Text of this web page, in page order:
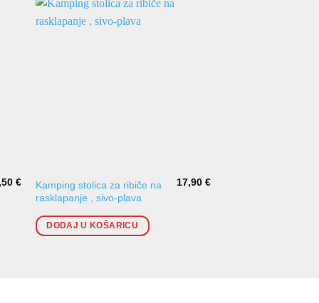
€
Kamping stolica za ribiče na
rasklapanje , sivo-plava
17,90€
DODAJ U KOŠARICU